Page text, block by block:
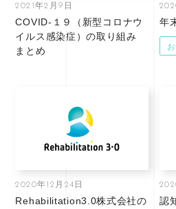
2021年2月9日
COVID-１９（新型コロナウ
イルス感染症）の取り組み
まとめ
年
2020年12月24日
Rehabilitation3.0株式会社の
認